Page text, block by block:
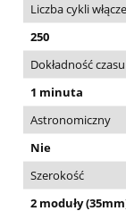
Liczba cykli
250
Dokładność
1 minuta
Astronomiczny
Nie
Szerokość
2 moduły